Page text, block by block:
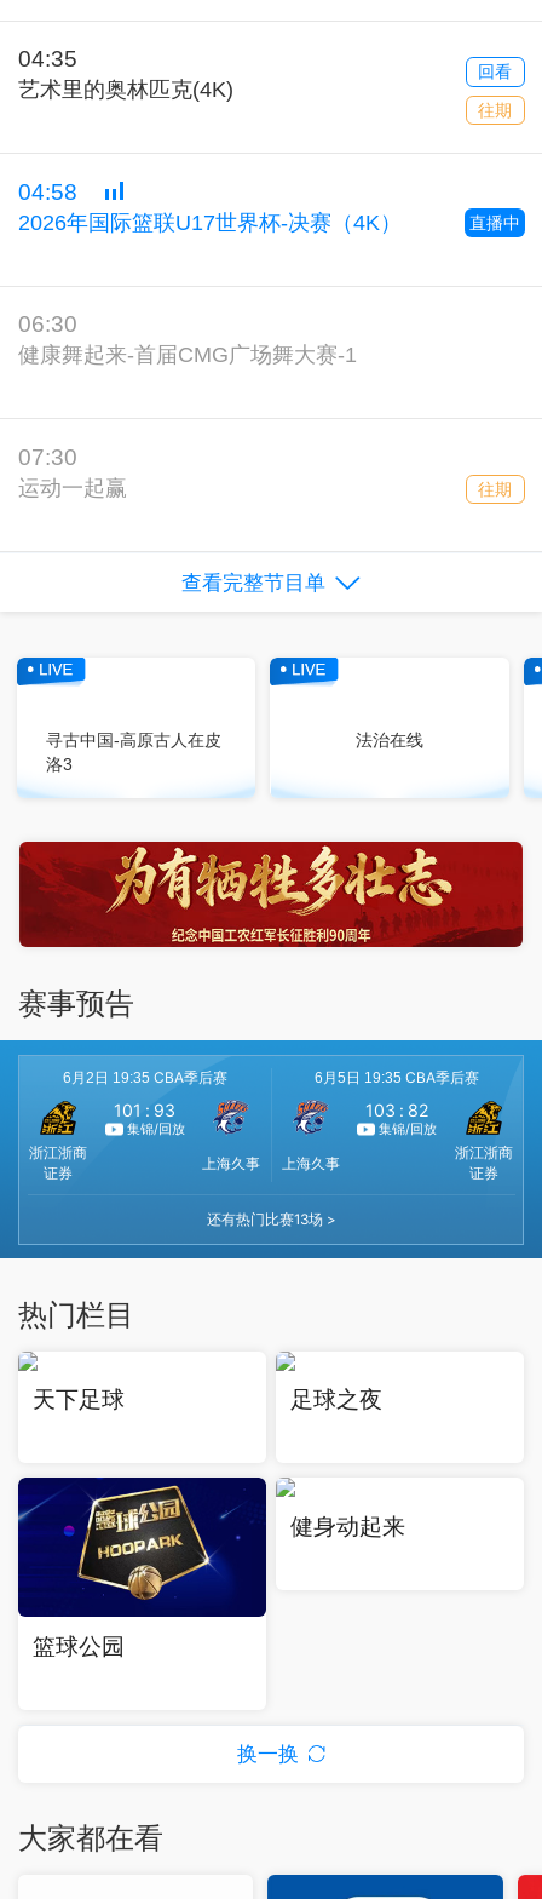
04:35
艺术里的奥林匹克(4K)
回看
往期
04:58
2026年国际篮联U17世界杯-决赛（4K） 直播中
06:30
健康舞起来-首届CMG广场舞大赛-1
07:30
运动一起赢 往期
查看完整节目单
寻古中国-高原古人在皮
洛3
法治在线
赛事预告
热门栏目
天下足球 足球之夜
篮球公园
健身动起来
换一换
大家都在看